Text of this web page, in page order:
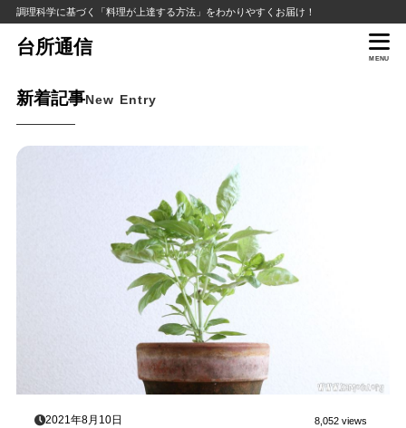
調理科学に基づく「料理が上達する方法」をわかりやすくお届け！
台所通信
MENU
新着記事New Entry
2021年8月10日 8,052 views